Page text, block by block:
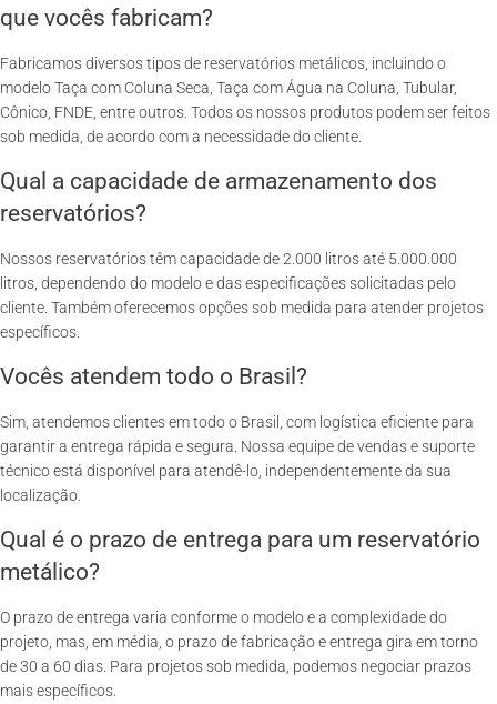
que vocês fabricam?
Fabricamos diversos tipos de reservatórios metálicos, incluindo o
modelo Taça com Coluna Seca, Taça com Água na Coluna, Tubular,
Cônico, FNDE, entre outros. Todos os nossos produtos podem ser feitos
sob medida, de acordo com a necessidade do cliente.
Qual a capacidade de armazenamento dos
reservatórios?
Nossos reservatórios têm capacidade de 2.000 litros até 5.000.000
litros, dependendo do modelo e das especificações solicitadas pelo
cliente. Também oferecemos opções sob medida para atender projetos
específicos.
Vocês atendem todo o Brasil?
Sim, atendemos clientes em todo o Brasil, com logística eficiente para
garantir a entrega rápida e segura. Nossa equipe de vendas e suporte
técnico está disponível para atendê-lo, independentemente da sua
localização.
Qual é o prazo de entrega para um reservatório
metálico?
O prazo de entrega varia conforme o modelo e a complexidade do
projeto, mas, em média, o prazo de fabricação e entrega gira em torno
de 30 a 60 dias. Para projetos sob medida, podemos negociar prazos
mais específicos.